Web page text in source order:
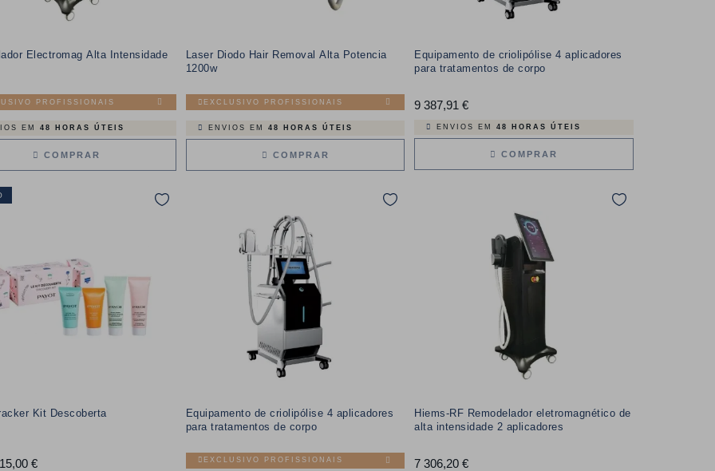
Electromag Alta Intensidade
PROFISSIONAIS
EM 48 HORAS ÚTEIS
COMPRAR
Laser Diodo Hair Removal Alta Potencia
1200w
EXCLUSIVO PROFISSIONAIS
ENVIOS EM 48 HORAS ÚTEIS
COMPRAR
Equipamento de criolipólise 4 aplicadores
para tratamentos de corpo
9 387,91 €Preço
ENVIOS EM48 HORAS ÚTEIS
COMPRAR
Kit Descoberta
15,00 €Preço
Equipamento de criolipólise 4 aplicadores
para tratamentos de corpo
EXCLUSIVO PROFISSIONAIS
Hiems-RF Remodelador eletromagnético de
alta intensidade 2 aplicadores
7 306,20 €Preço